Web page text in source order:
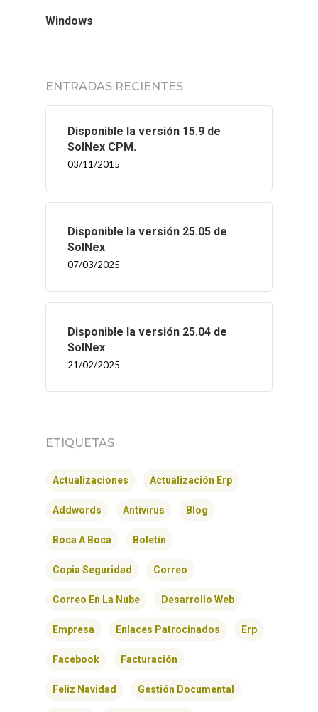
Windows
ENTRADAS RECIENTES
Disponible la versión 15.9 de
SolNex CPM.
03/11/2015
Disponible la versión 25.05 de
SolNex
07/03/2025
Disponible la versión 25.04 de
SolNex
21/02/2025
ETIQUETAS
Actualizaciones Actualización Erp
Addwords Antivirus Blog
Boca A Boca Boletín
Copia Seguridad Correo
Correo En La Nube Desarrollo Web
Empresa Enlaces Patrocinados Erp
Facebook Facturación
Feliz Navidad Gestión Documental
SOLNEX
SERVICIOS
CONTACTO